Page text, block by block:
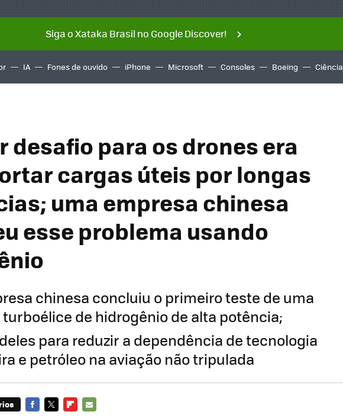
Siga o Xataka Brasil no Google Discover!
IA Fones de ouvido iPhone Microsoft Consoles Boeing Ciência
desafio para os drones era
cargas úteis por longas
uma empresa chinesa
esse problema usando
chinesa concluiu o primeiro teste de uma
turboélice de hidrogênio de alta potência;
para reduzir a dependência de tecnologia
e petróleo na aviação não tripulada